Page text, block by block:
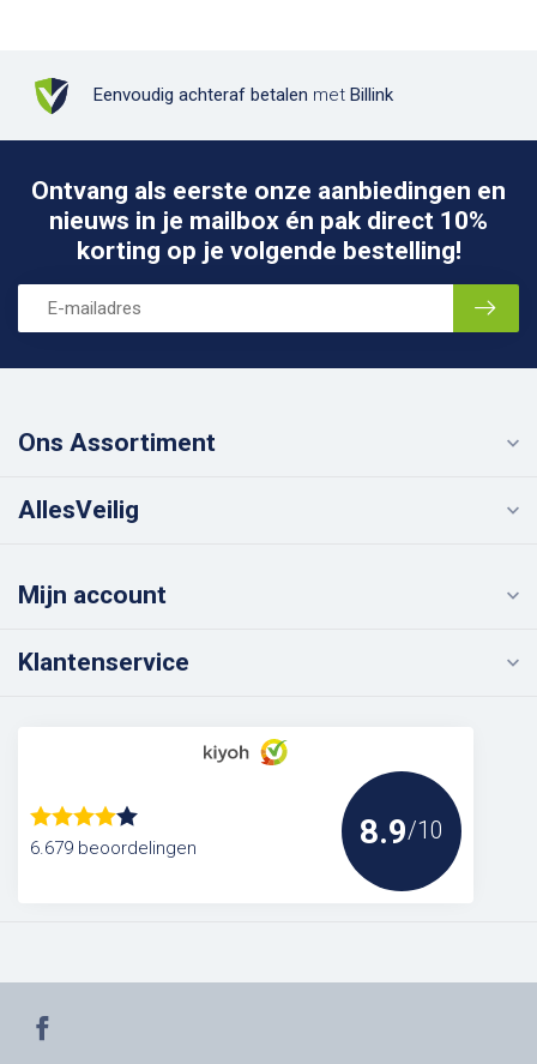
Eenvoudig achteraf betalen met Billink
Ontvang als eerste onze aanbiedingen en
nieuws in je mailbox én pak direct 10%
korting op je volgende bestelling!
Ons Assortiment
AllesVeilig
Mijn account
Klantenservice
6.679 beoordelingen 8.9/10